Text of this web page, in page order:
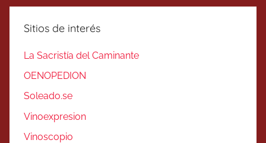
Sitios de interés
La Sacristía del Caminante
OENOPEDION
Soleado.se
Vinoexpresion
Vinoscopio